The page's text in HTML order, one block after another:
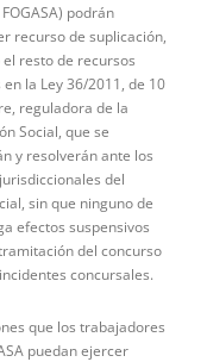
podrán
recurso de suplicación,
resto de recursos
la Ley 36/2011, de 10
reguladora de la
Social, que se
y resolverán ante los
del
sin que ninguno de
efectos suspensivos
del concurso
concursales.
que los trabajadores
puedan ejercer